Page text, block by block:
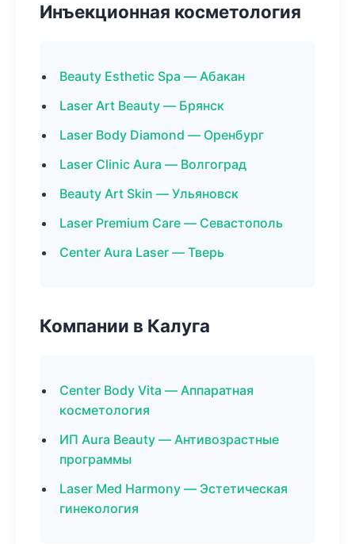
Инъекционная косметология
Beauty Esthetic Spa — Абакан
Laser Art Beauty — Брянск
Laser Body Diamond — Оренбург
Laser Clinic Aura — Волгоград
Beauty Art Skin — Ульяновск
Laser Premium Care — Севастополь
Center Aura Laser — Тверь
Компании в Калуга
Center Body Vita — Аппаратная
косметология
ИП Aura Beauty — Антивозрастные
программы
Laser Med Harmony — Эстетическая
гинекология